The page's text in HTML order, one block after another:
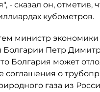
- сказал он, отметив,
кубометров.
министр экономики
Болгарии Петр
Болгария может
соглашения о
газа из